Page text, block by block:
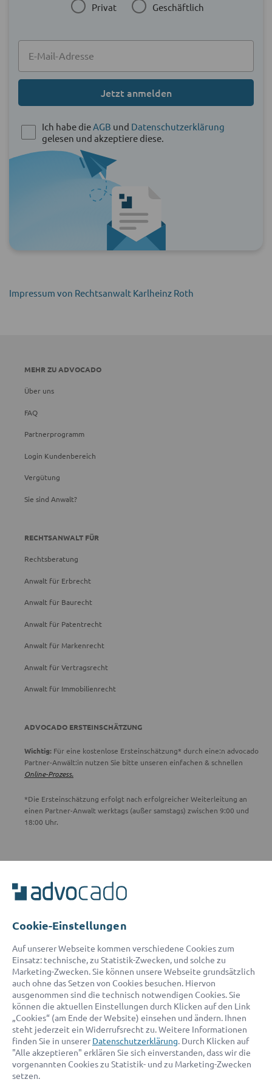
Privat Geschäftlich
Jetzt anmelden
Ich habe die AGB und Datenschutzerklärung
gelesen und akzeptiere diese.
Impressum von Rechtsanwalt Karlheinz Roth
MEHR ZU ADVOCADO
Über uns
FAQ
Partnerprogramm
Login Kundenbereich
Vergütung
Sie sind Anwalt?
RECHTSANWALT FÜR
Rechtsberatung
Anwalt für Erbrecht
Anwalt für Baurecht
Anwalt für Patentrecht
Anwalt für Markenrecht
Anwalt für Vertragsrecht
Anwalt für Immobilienrecht
ADVOCADO ERSTEINSCHÄTZUNG
Wichtig: Für eine kostenlose Ersteinschätzung* durch eine:n advocado
Partner-Anwält:in nutzen Sie bitte unseren einfachen & schnellen
Online-Prozess.
*Die Ersteinschätzung erfolgt nach erfolgreicher Weiterleitung an
einen Partner-Anwalt werktags (außer samstags) zwischen 9:00 und
18:00 Uhr.
Unser Serviceteam ist von 8:00 bis 17:00 Uhr für Sie erreichbar.
E-Mail:
service@advocado.com
© 2026 advocado - einfach online den passenden Rechtsanwalt finden
Auszeichnungen:
Cookie-Einstellungen
Auf unserer Webseite kommen verschiedene Cookies zum
Einsatz: technische, zu Statistik-Zwecken, und solche zu
Marketing-Zwecken. Sie können unsere Webseite grundsätzlich
auch ohne das Setzen von Cookies besuchen. Hiervon
ausgenommen sind die technisch notwendigen Cookies. Sie
können die aktuellen Einstellungen durch Klicken auf den Link
„Cookies“ (am Ende der Website) einsehen und ändern. Ihnen
steht jederzeit ein Widerrufsrecht zu. Weitere Informationen
finden Sie in unserer Datenschutzerklärung. Durch Klicken auf
"Alle akzeptieren" erklären Sie sich einverstanden, dass wir die
vorgenannten Cookies zu Statistik- und zu Marketing-Zwecken
setzen.